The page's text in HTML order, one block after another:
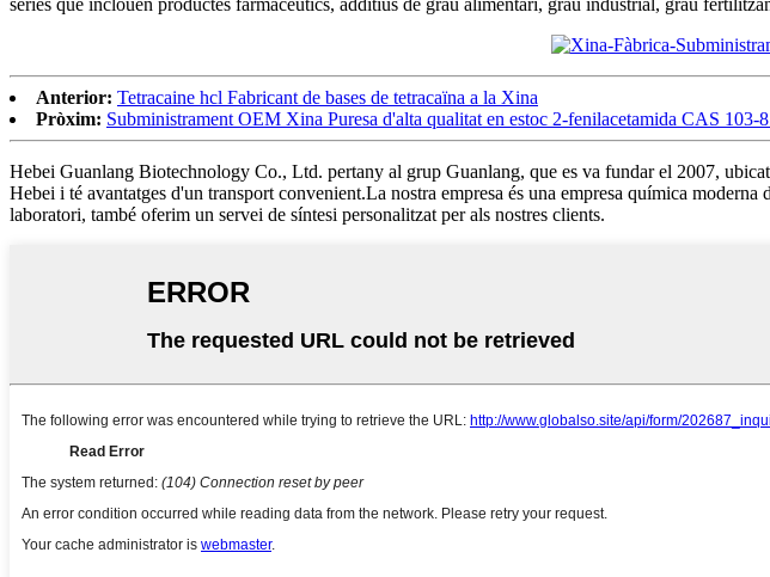
Anterior: Tetracaine hcl Fabricant de bases de tetracaïna a la Xina
Pròxim: Subministrament OEM Xina Puresa d'alta qualitat en estoc 2-fenilacetamida CAS 103-
Hebei Guanlang Biotechnology Co., Ltd. pertany al grup Guanlang, que es va fundar el 2007,
Hebei i té avantatges d'un transport convenient.La nostra empresa és una empresa química
laboratori, també oferim un servei de síntesi personalitzat per als nostres clients.